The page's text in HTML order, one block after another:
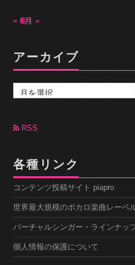
« 6月8月 »
アーカイブ
カ
ブ RSS
各種リンク
コンテンツ投稿サイト piapro
世界最大規模のボカロ楽曲レーベ
バーチャルシンガー・ラインナッ
個人情報の保護について